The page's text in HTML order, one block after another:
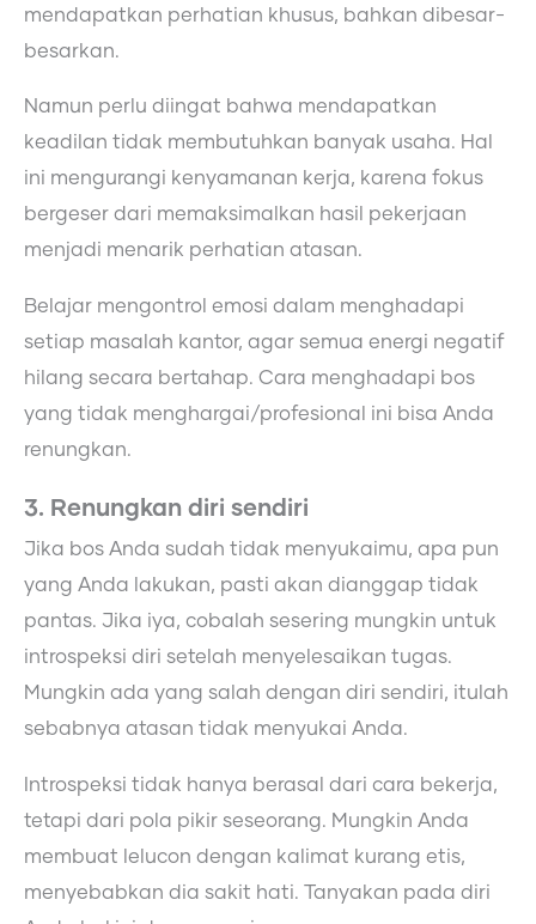
mendapatkan perhatian khusus, bahkan dibesar-
besarkan.
Namun perlu diingat bahwa mendapatkan
keadilan tidak membutuhkan banyak usaha. Hal
ini mengurangi kenyamanan kerja, karena fokus
bergeser dari memaksimalkan hasil pekerjaan
menjadi menarik perhatian atasan.
Belajar mengontrol emosi dalam menghadapi
setiap masalah kantor, agar semua energi negatif
hilang secara bertahap. Cara menghadapi bos
yang tidak menghargai/profesional ini bisa Anda
renungkan.
3. Renungkan diri sendiri
Jika bos Anda sudah tidak menyukaimu, apa pun
yang Anda lakukan, pasti akan dianggap tidak
pantas. Jika iya, cobalah sesering mungkin untuk
introspeksi diri setelah menyelesaikan tugas.
Mungkin ada yang salah dengan diri sendiri, itulah
sebabnya atasan tidak menyukai Anda.
Introspeksi tidak hanya berasal dari cara bekerja,
tetapi dari pola pikir seseorang. Mungkin Anda
membuat lelucon dengan kalimat kurang etis,
menyebabkan dia sakit hati. Tanyakan pada diri